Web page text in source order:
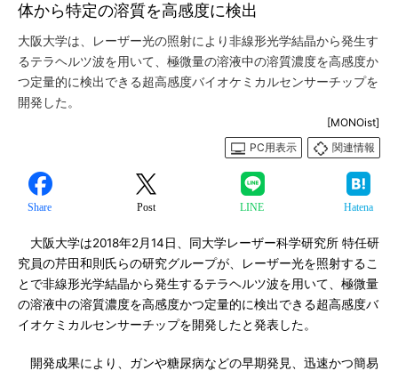
体から特定の溶質を高感度に検出
大阪大学は、レーザー光の照射により非線形光学結晶から発生す
るテラヘルツ波を用いて、極微量の溶液中の溶質濃度を高感度か
つ定量的に検出できる超高感度バイオケミカルセンサーチップを
開発した。
[MONOist]
PC用表示
関連情報
Share Post LINE Hatena
大阪大学は2018年2月14日、同大学レーザー科学研究所 特任研
究員の芹田和則氏らの研究グループが、レーザー光を照射するこ
とで非線形光学結晶から発生するテラヘルツ波を用いて、極微量
の溶液中の溶質濃度を高感度かつ定量的に検出できる超高感度バ
イオケミカルセンサーチップを開発したと発表した。
開発成果により、ガンや糖尿病などの早期発見、迅速かつ簡易